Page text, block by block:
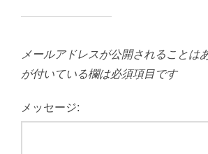
メールアドレスが公開されることは
が付いている欄は必須項目です
メッセージ: